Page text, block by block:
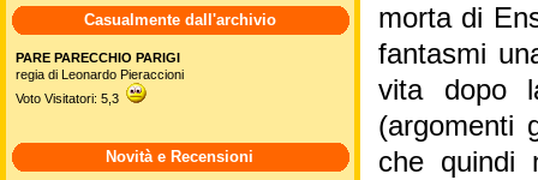
morta di
fantasmi
vita dopo
(argomenti
che quindi
Casualmente dall'archivio
PARE PARECCHIO PARIGI
regia di Leonardo Pieraccioni
Voto Visitatori: 5,3
Novità e Recensioni